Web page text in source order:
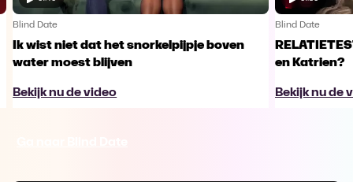
Blind Date
Ik wist niet dat het snorkelpijpje boven
water moest blijven
Bekijk nu de video
Blind Date
en Katrien?
Bekijk nu de